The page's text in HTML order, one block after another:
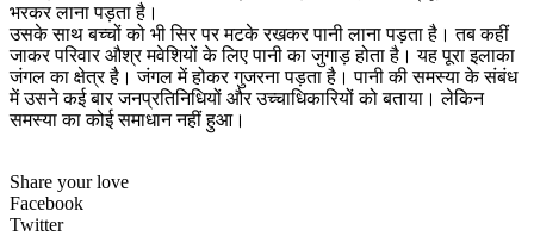
भरकर लाना पड़ता है।
उसके साथ बच्चों को भी सिर पर मटके रखकर पानी लाना पड़ता है। तब कहीं
जाकर परिवार औश्र मवेशियों के लिए पानी का जुगाड़ होता है। यह पूरा इलाका
जंगल का क्षेत्र है। जंगल में होकर गुजरना पड़ता है। पानी की समस्या के संबंध
में उसने कई बार जनप्रतिनिधियों और उच्चाधिकारियों को बताया। लेकिन
समस्या का कोई समाधान नहीं हुआ।
Share your love
Facebook
Twitter